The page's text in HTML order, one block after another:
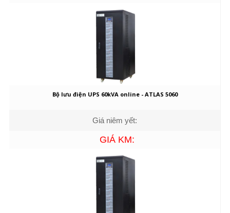
Bộ lưu điện UPS 60kVA online - ATLAS 5060
Giá niêm yết:
GIÁ KM: